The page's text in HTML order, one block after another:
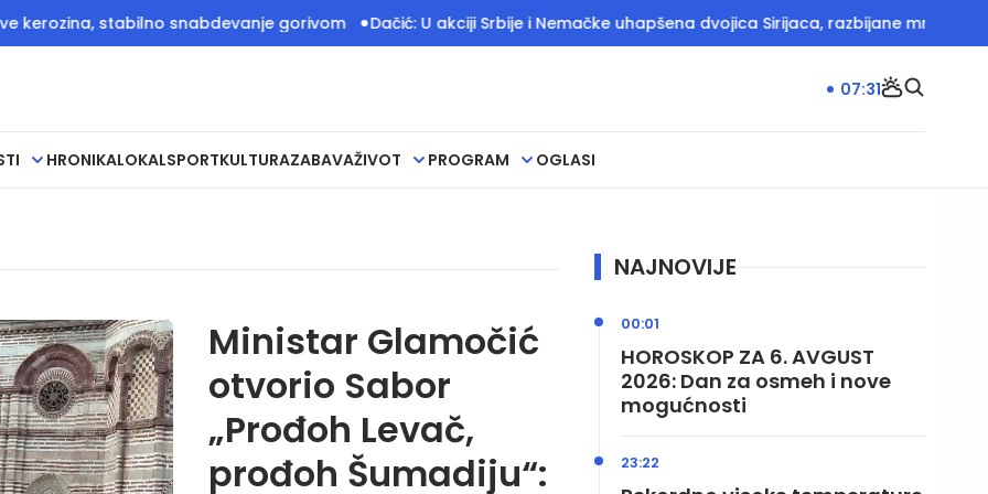
stabilno snabdevanje gorivom Dačić: U akciji Srbije i Nemačke uhapšena dvojica Sirijaca, razbijane mreže krijumčara
HRONIKALOKALSPORTKULTURAZABAVAŽIVOT PROGRAM OGLASI
07:31
Ministar Glamočić
otvorio Sabor
„Prođoh Levač,
prođoh Šumadiju“:
NAJNOVIJE
HOROSKOP ZA 6. AVGUST
2026: Dan za osmeh i nove
mogućnosti
00:01
23:22